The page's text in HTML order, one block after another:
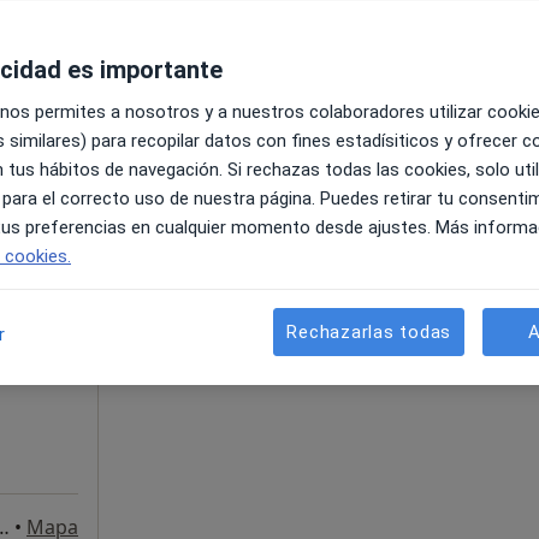
A, Fuengirola • Mapa
es importante
permites a nosotros y a nuestros colaboradores utilizar
similares) para recopilar datos con fines estadísiticos y ofrecer
tus hábitos de navegación. Si rechazas todas las cookies, solo
el correcto uso de nuestra página. Puedes retirar tu
preferencias en cualquier momento desde ajustes. Más
Rechazarlas todas